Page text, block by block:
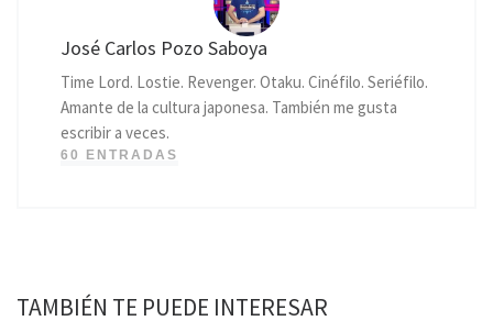
José Carlos Pozo Saboya
Time Lord. Lostie. Revenger. Otaku. Cinéfilo. Seriéfilo.
Amante de la cultura japonesa. También me gusta
escribir a veces.
60 ENTRADAS
TAMBIÉN TE PUEDE INTERESAR